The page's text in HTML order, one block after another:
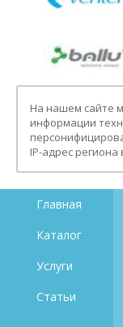
На нашем сайте
информации
IP-адрес
Главная
Каталог
Услуги
Статьи